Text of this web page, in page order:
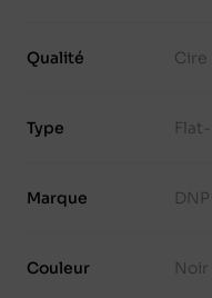
Qualité Cire
Type
Marque DNP
Couleur Noir